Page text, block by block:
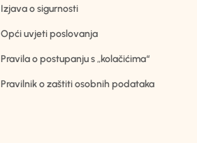
Izjava o sigurnosti
Opći uvjeti poslovanja
Pravila o postupanju s „kolačićima“
Pravilnik o zaštiti osobnih podataka